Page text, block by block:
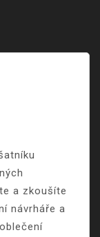
a zkoušíte
návrháře a